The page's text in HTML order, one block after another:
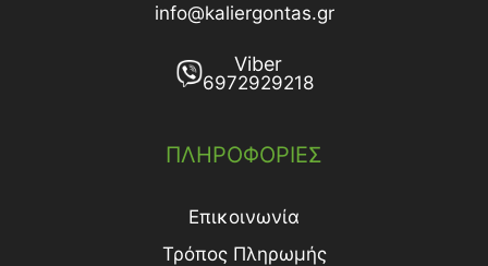
info@kaliergontas.gr
Viber
6972929218
ΠΛΗΡΟΦΟΡΙΕΣ
Επικοινωνία
Τρόπος Πληρωμής